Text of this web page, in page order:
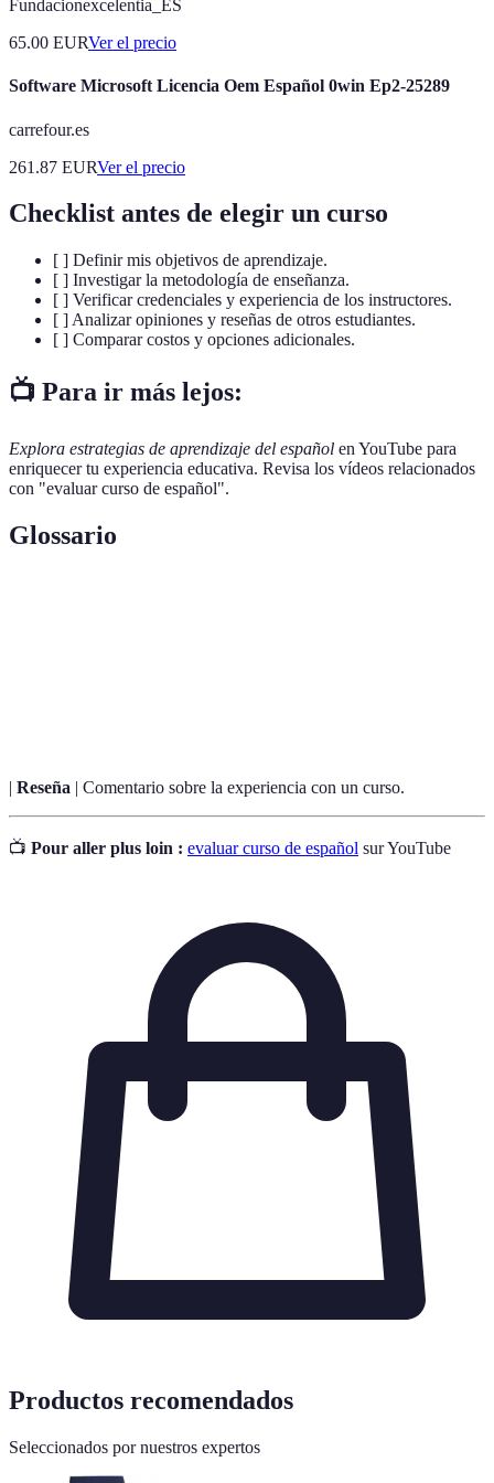
Fundacionexcelentia_ES
65.00 EURVer el precio
Software Microsoft Licencia Oem Español 0win Ep2-25289
carrefour.es
261.87 EURVer el precio
Checklist antes de elegir un curso
[ ] Definir mis objetivos de aprendizaje.
[ ] Investigar la metodología de enseñanza.
[ ] Verificar credenciales y experiencia de los instructores.
[ ] Analizar opiniones y reseñas de otros estudiantes.
[ ] Comparar costos y opciones adicionales.
📺 Para ir más lejos:
Explora estrategias de aprendizaje del español en YouTube para
enriquecer tu experiencia educativa. Revisa los vídeos relacionados
con "evaluar curso de español".
Glossario
| Reseña | Comentario sobre la experiencia con un curso.
📺 Pour aller plus loin : evaluar curso de español sur YouTube
Productos recomendados
Seleccionados por nuestros expertos